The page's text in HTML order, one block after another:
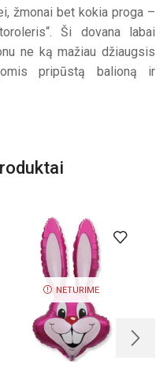
žmonai bet kokia proga –
Ši dovana labai
ne ką mažiau džiaugsis
pripūstą balioną ir
NETURIME